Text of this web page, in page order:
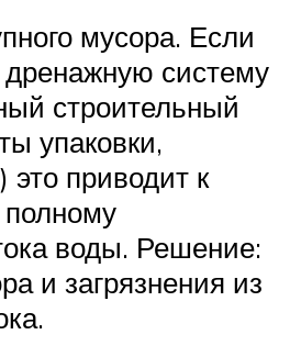
мусора. Если
систему
строительный
упаковки,
это приводит к
воды. Решение:
и загрязнения из